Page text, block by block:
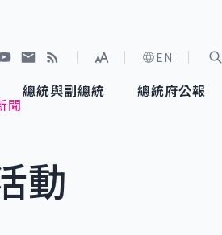
展開字級選單
EN
總統與副總統 總統府公報
聞
動